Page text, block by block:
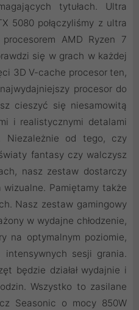
tytułach. Ultra
5080 połączyliśmy z ultra
AMD Ryzen 7
się w grach w każdej
3D V-cache procesor ten,
procesor do
cieszyć się niesamowitą
i realistycznymi detalami
Niezależnie od tego, czy
fantasy czy walczysz
nasz zestaw dostarczy
Pamiętamy także
Nasz zestaw gamingowy
w wydajne chłodzenie,
na optymalnym poziomie,
intensywnych sesji grania.
będzie działał wydajnie i
Wszystko to zasilane
Seasonic o mocy 850W